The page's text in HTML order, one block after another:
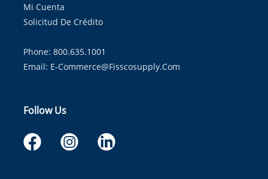
Mi Cuenta
Solicitud De Crédito
Phone: 800.635.1001
Email: E-Commerce@fisscosupply.com
Follow Us